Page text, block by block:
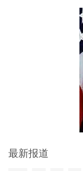
最新报道